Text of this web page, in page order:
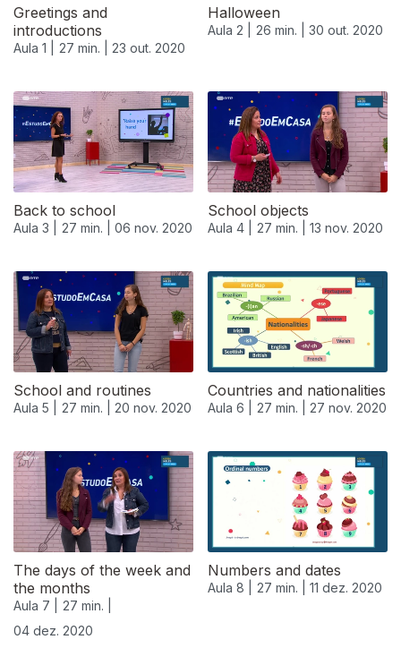
Greetings and
introductions
Aula 1 | 27 min. | 23 out. 2020
Halloween
Aula 2 | 26 min. | 30 out. 2020
Back to school
Aula 3 | 27 min. | 06 nov. 2020
School objects
Aula 4 | 27 min. | 13 nov. 2020
School and routines
Aula 5 | 27 min. | 20 nov. 2020
Countries and nationalities
Aula 6 | 27 min. | 27 nov. 2020
The days of the week and
the months
Aula 7 |
27 min. |
04 dez. 2020
Numbers and dates
Aula 8 | 27 min. | 11 dez. 2020